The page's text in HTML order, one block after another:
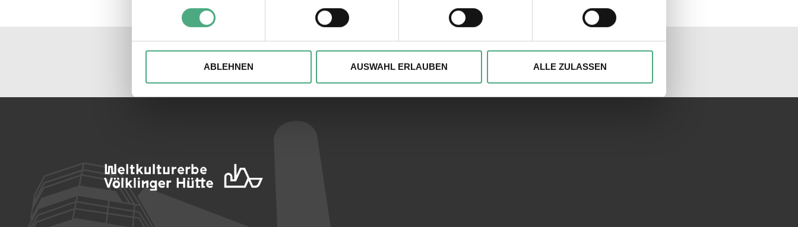
Erfahren Sie mehr darüber, wie Ihre persönlichen Daten verarbeitet werden, und legen Sie Ihre Präferenzen imAbschnitt
Einzelheitenfest.
Wir verwenden ggfs. Cookies, um Inhalte und Anzeigen zu personalisieren, besondere Funktionen anbieten zu können und
die Zugriffe auf unsere Website zu analysieren. Außerdem geben wir ggfs. Informationen zu Ihrer Verwendung unserer
ABLEHNEN AUSWAHL ERLAUBEN ALLE ZULASSEN
Verlinkungen zu unseren